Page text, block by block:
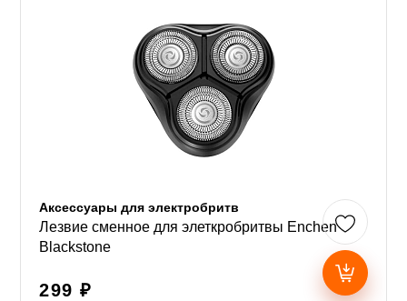
Аксессуары для электробритв
Лезвие сменное для элеткробритвы Enchen
Blackstone
299 ₽